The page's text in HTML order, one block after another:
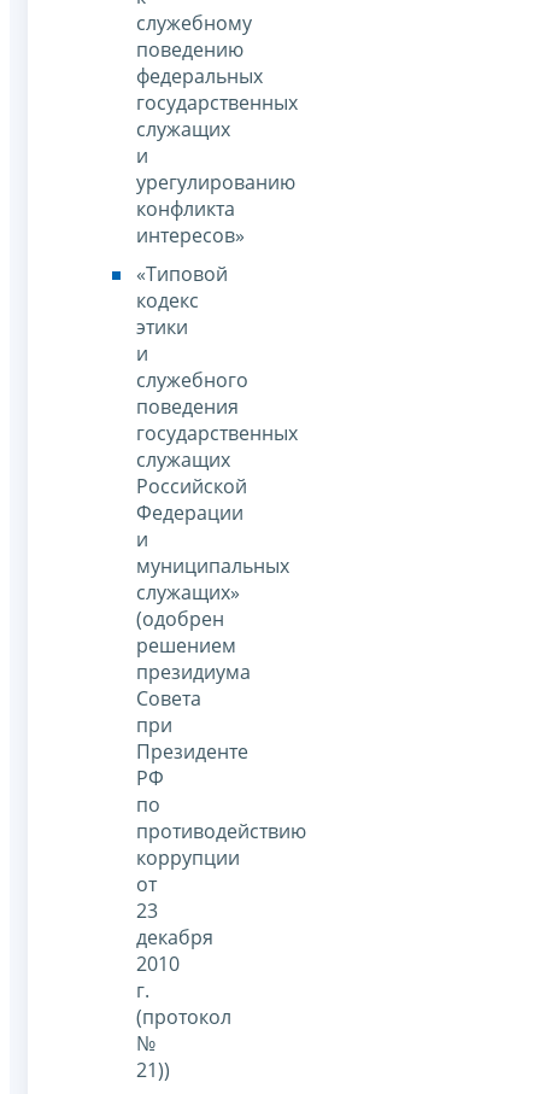
служебному
поведению
федеральных
государственных
служащих
и
урегулированию
конфликта
интересов»
«Типовой
кодекс
этики
и
служебного
поведения
государственных
служащих
Российской
Федерации
и
муниципальных
служащих»
(одобрен
решением
президиума
Совета
при
Президенте
РФ
по
противодействию
коррупции
от
23
декабря
2010
г.
(протокол
№
21))